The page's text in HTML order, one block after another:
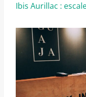
Ibis Aurillac :